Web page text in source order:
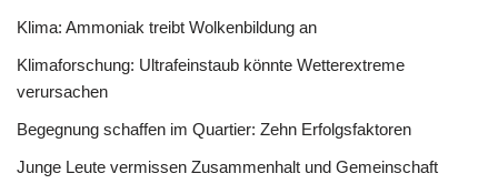
Klima: Ammoniak treibt Wolkenbildung an
Klimaforschung: Ultrafeinstaub könnte Wetterextreme
verursachen
Begegnung schaffen im Quartier: Zehn Erfolgsfaktoren
Junge Leute vermissen Zusammenhalt und Gemeinschaft